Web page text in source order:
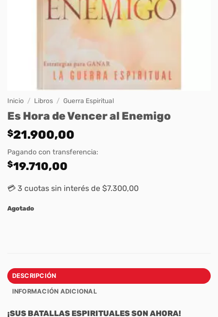
Inicio / Libros / Guerra Espiritual
Es Hora de Vencer al Enemigo
$21.900,00
Pagando con transferencia:
$19.710,00
💳 3 cuotas sin interés de $7.300,00
Agotado
DESCRIPCIÓN
INFORMACIÓN ADICIONAL
¡SUS BATALLAS ESPIRITUALES SON AHORA!